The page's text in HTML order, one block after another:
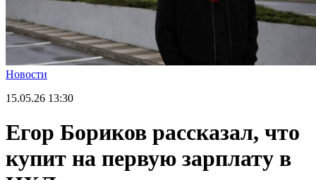
Новости
15.05.26 13:30
Егор Бориков рассказал, что
купит на первую зарплату в